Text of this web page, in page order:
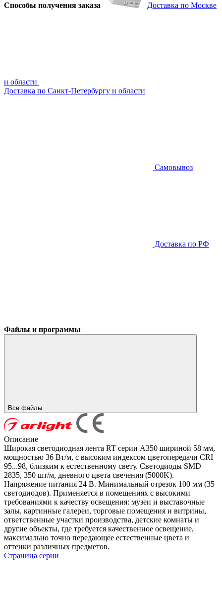
Способы получения заказа Доставка по Москве
и области
Доставка по Санкт-Петербургу и области
Самовывоз
Доставка по РФ
Файлы и программы
Все файлы
Описание
Широкая светодиодная лента RT серии A350 шириной 58 мм,
мощностью 36 Вт/м, с высоким индексом цветопередачи CRI
95...98, близким к естественному свету. Светодиоды SMD
2835, 350 шт/м, дневного цвета свечения (5000K).
Напряжение питания 24 В. Минимальный отрезок 100 мм (35
светодиодов). Применяется в помещениях с высокими
требованиями к качеству освещения: музеи и выставочные
залы, картинные галереи, торговые помещения и витрины,
ответственные участки производства, детские комнаты и
другие объекты, где требуется качественное освещение,
максимально точно передающее естественные цвета и
оттенки различных предметов.
Страница серии